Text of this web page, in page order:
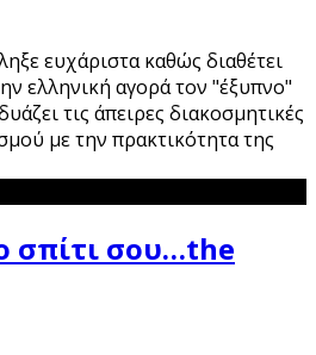
ευχάριστα καθώς διαθέτει
ελληνική αγορά τον "έξυπνο"
τις άπειρες διακοσμητικές
με την πρακτικότητα της
σπίτι σου…the